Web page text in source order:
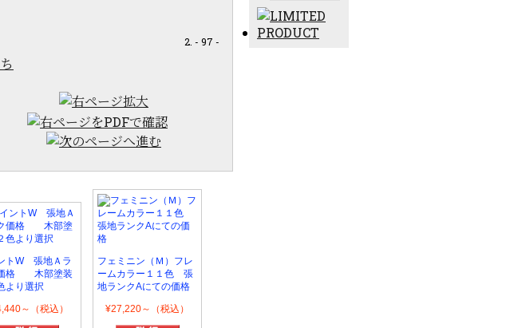
- 97 -
トW 張地Ａラ
格 木部塗装
より選択
～（税込）
フェミニン（Ｍ）フレ
ームカラー１１色 張
地ランクAにての価格
¥27,220～（税込）